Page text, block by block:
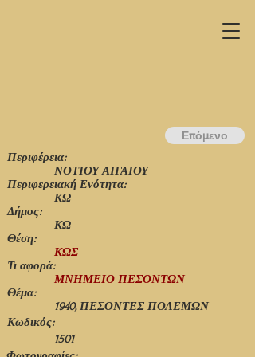
Περιφέρεια:
ΚΩ
ΝΟΤΙΟΥ ΑΙΓΑΙΟΥ
Περιφερειακή Ενότητα:
ΚΩ
Δήμος:
Θέση:
ΚΩΣ
Τι αφορά:
ΜΝΗΜΕΙΟ ΠΕΣΟΝΤΩΝ
Θέμα:
1940, ΠΕΣΟΝΤΕΣ ΠΟΛΕΜΩΝ
Κωδικός:
1501
Επόμενο